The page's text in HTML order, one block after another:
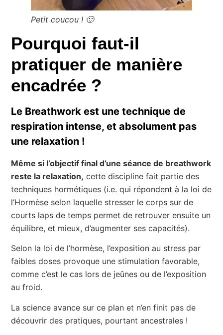
Petit coucou ! 🙂
Pourquoi faut-il
pratiquer de manière
encadrée ?
Le Breathwork est une technique de
respiration intense, et absolument pas
une relaxation !
Même si l’objectif final d’une séance de breathwork
reste la relaxation, cette discipline fait partie des
techniques hormétiques (i.e. qui répondent à la loi de
l’Hormèse selon laquelle stresser le corps sur de
courts laps de temps permet de retrouver ensuite un
équilibre, et mieux, d’augmenter ses capacités).
Selon la loi de l’hormèse, l’exposition au stress par
faibles doses provoque une stimulation favorable,
comme c’est le cas lors de jeûnes ou de l’exposition
au froid.
La science avance sur ce plan et n’en finit pas de
découvrir des pratiques, pourtant ancestrales !